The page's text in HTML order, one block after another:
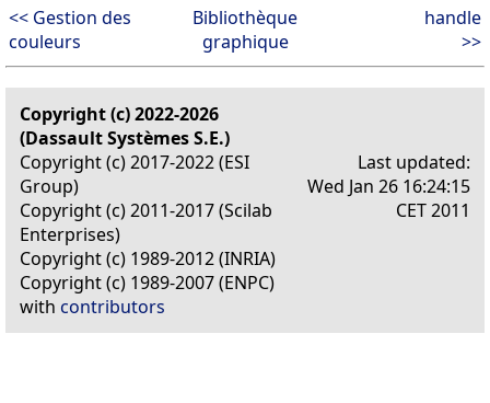
<< Gestion des
couleurs
Bibliothèque
graphique
handle
>>
Copyright (c) 2022-2026
(Dassault Systèmes S.E.)
Copyright (c) 2017-2022 (ESI
Group)
Copyright (c) 2011-2017 (Scilab
Enterprises)
Copyright (c) 1989-2012 (INRIA)
Copyright (c) 1989-2007 (ENPC)
with contributors
Last updated:
Wed Jan 26 16:24:15
CET 2011